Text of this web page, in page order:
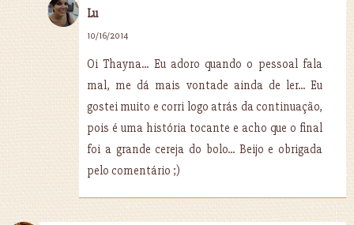
Lu
10/16/2014
Oi Thayna... Eu adoro quando o pessoal fala
mal, me dá mais vontade ainda de ler... Eu
gostei muito e corri logo atrás da continuação,
pois é uma história tocante e acho que o final
foi a grande cereja do bolo... Beijo e obrigada
pelo comentário ;)